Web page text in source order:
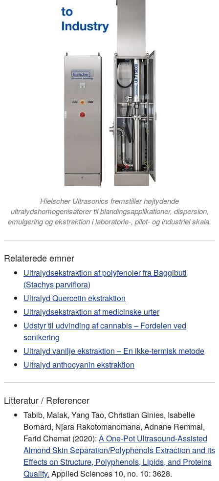
Hielscher Ultrasonics fremstiller højtydende
ultralydshomogenisatorer til blandingsapplikationer, dispersion,
emulgering og ekstraktion i laboratorie-, pilot- og industriel skala.
Relaterede emner
Ultralydsekstraktion af polyfenoler fra Baggibuti
(Stachys parviflora)
Ultralyd Quercetin ekstraktion
Ultralydsekstraktion af medicinske urter
Udstyr til udvinding af cannabis – Fordelen ved
sonikering
Ultralyd vanilje ekstraktion – En ikke-termisk metode
Ultralyd anthocyanin ekstraktion
Litteratur / Referencer
Tabib, Malak, Yang Tao, Christian Ginies, Isabelle
Bornard, Njara Rakotomanomana, Adnane Remmal,
Farid Chemat (2020): A One-Pot Ultrasound-Assisted
Almond Skin Separation/Polyphenols Extraction and its
Effects on Structure, Polyphenols, Lipids, and Proteins
Quality. Applied Sciences 10, no. 10: 3628.